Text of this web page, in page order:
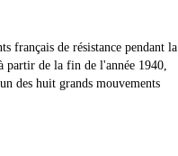
français de résistance pendant la
partir de la fin de l'année 1940,
des huit grands mouvements